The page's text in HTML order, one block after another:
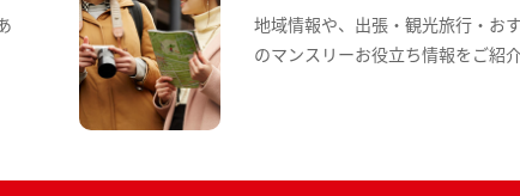
地域情報や、出張・観光旅行・お
のマンスリーお役立ち情報をご紹介